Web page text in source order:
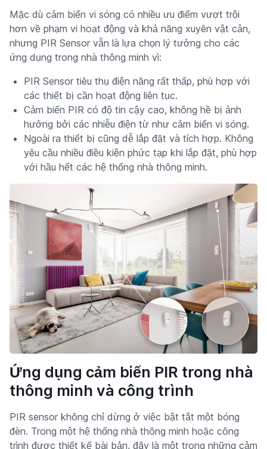
Mặc dù cảm biến vi sóng có nhiều ưu điểm vượt trội
hơn về phạm vi hoạt động và khả năng xuyên vật cản,
nhưng PIR Sensor vẫn là lựa chọn lý tưởng cho các
ứng dụng trong nhà thông minh vì:
PIR Sensor tiêu thụ điện năng rất thấp, phù hợp với
các thiết bị cần hoạt động liên tục.
Cảm biến PIR có độ tin cậy cao, không hề bị ảnh
hưởng bởi các nhiễu điện từ như cảm biến vi sóng.
Ngoài ra thiết bị cũng dễ lắp đặt và tích hợp. Không
yêu cầu nhiều điều kiện phức tạp khi lắp đặt, phù hợp
với hầu hết các hệ thống nhà thông minh.
Ứng dụng cảm biến PIR trong nhà
thông minh và công trình
PIR sensor không chỉ dừng ở việc bật tắt một bóng
đèn. Trong một hệ thống nhà thông minh hoặc công
trình được thiết kế bài bản, đây là một trong những cảm